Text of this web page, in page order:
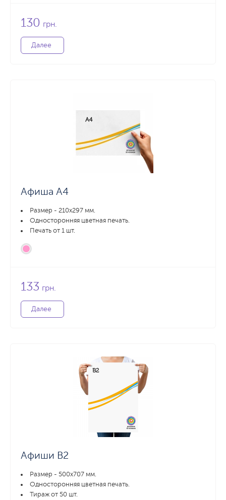
130 грн.
Далее
Афиша А4
Размер - 210х297 мм.
Односторонняя цветная печать.
Печать от 1 шт.
133 грн.
Далее
Афиши В2
Размер - 500х707 мм.
Односторонняя цветная печать.
Тираж от 50 шт.